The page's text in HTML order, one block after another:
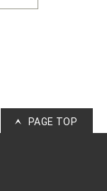
PAGE TOP